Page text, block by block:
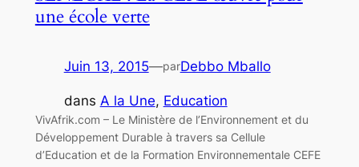
une école verte
Juin 13, 2015—parDebbo Mballo
dans A la Une, Education
VivAfrik.com – Le Ministère de l’Environnement et du
Développement Durable à travers sa Cellule
d’Education et de la Formation Environnementale CEFE